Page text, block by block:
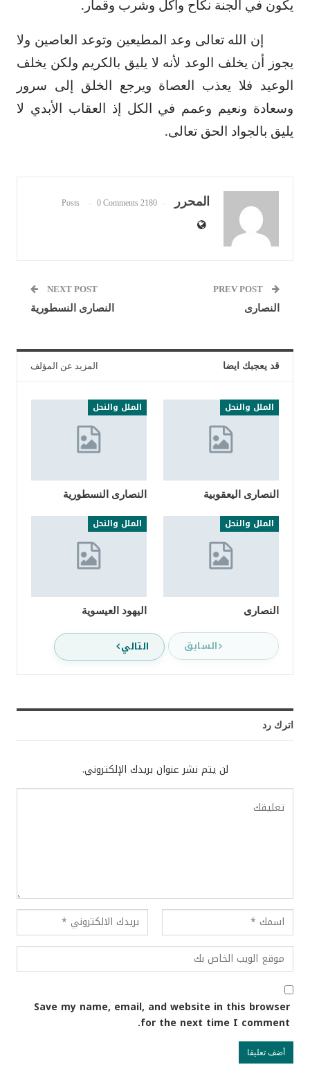
يكون في الجنة نكاح وأكل وشرب وقمار.
إن الله تعالى وعد المطيعين وتوعد العاصين ولا
يجوز أن يخلف الوعد لأنه لا يليق بالكريم ولكن يخلف
الوعيد فلا يعذب العصاة ويرجع الخلق إلى سرور
وسعادة ونعيم وعمم في الكل إذ العقاب الأبدي لا
يليق بالجواد الحق تعالى.
المحرر 2180 Posts
0 Comments
النصارى
NEXT POST
النصارى النسطورية
قد يعجبك ايضا المزيد عن المؤلف
الملل والنحل
النصارى اليعقوبية
الملل والنحل
النصارى النسطورية
الملل والنحل
النصارى
الملل والنحل
اليهود العيسوية
السابق التالي
اترك رد
لن يتم نشر عنوان بريدك الإلكتروني.
Save my name, email, and website in this browser
for the next time I comment.